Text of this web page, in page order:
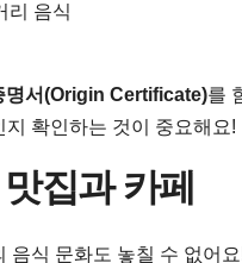
리 음식
명서(Origin Certificate)를
확인하는 것이 중요해요!
집과 카페
음식 문화도 놓칠 수 없어